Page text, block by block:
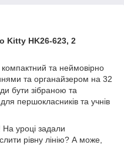
Kitty HK26-623, 2
та неймовірно
та органайзером на 32
бути зібраною та
першокласників та учнів
уроці задали
рівну лінію? А може,